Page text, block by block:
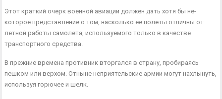
Этот краткий очерк военной авиации должен дать хотя бы не­
которое представление о том, насколько ее полеты отличны от
летной работы самолета, используемого только в качестве
транспортного средства.
В прежние времена противник вторгался в страну, пробираясь
пешком или верхом. Отныне неприя­тельские армии могут нахлынуть,
используя горю­чее и шелк.